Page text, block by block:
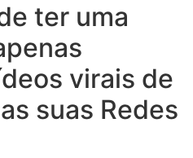
ter uma
virais de
suas Redes